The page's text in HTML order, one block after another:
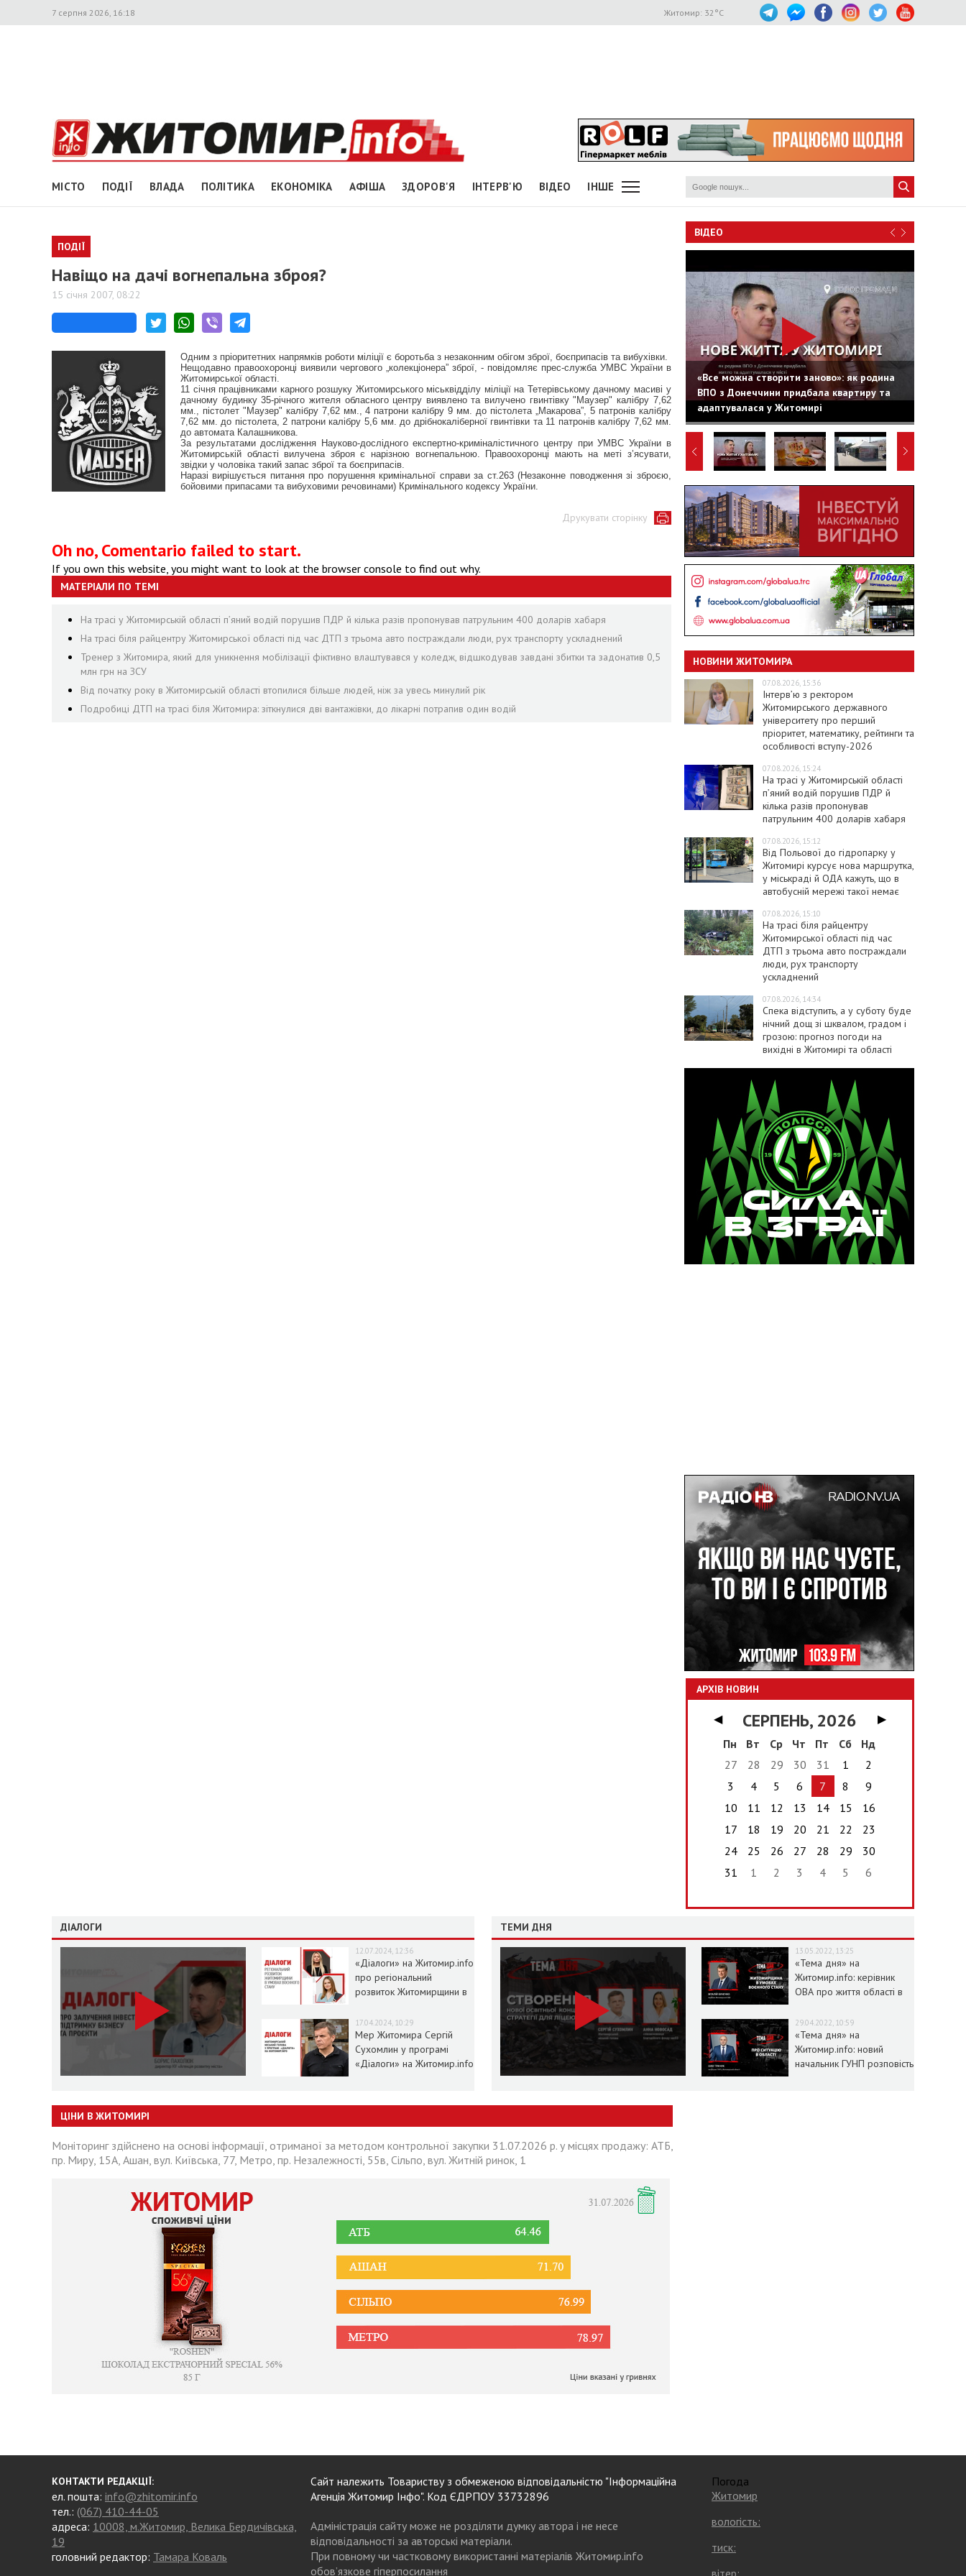
7 серпня 2026, 16:18 Житомир: 32 °C
МІСТО ПОДІЇ ВЛАДА ПОЛІТИКА ЕКОНОМІКА АФІША ЗДОРОВ'Я ІНТЕРВ'Ю ВІДЕО ІНШЕ
ПОДІЇ
Навіщо на дачі вогнепальна зброя?
15 січня 2007, 08:22
Одним з пріоритетних напрямків роботи міліції є боротьба з незаконним обігом зброї, боєприпасів та вибухівки.
Нещодавно правоохоронці виявили чергового „колекціонера” зброї, - повідомляє прес-служба УМВС України в
Житомирської області.
11 січня працівниками карного розшуку Житомирського міськвідділу міліції на Тетерівському дачному масиві у
дачному будинку 35-річного жителя обласного центру виявлено та вилучено гвинтівку "Маузер" калібру 7,62
мм., пістолет "Маузер" калібру 7,62 мм., 4 патрони калібру 9 мм. до пістолета „Макарова”, 5 патронів калібру
7,62 мм. до пістолета, 2 патрони калібру 5,6 мм. до дрібнокаліберної гвинтівки та 11 патронів калібру 7,62 мм.
до автомата Калашникова.
За результатами дослідження Науково-дослідного експертно-криміналістичного центру при УМВС України в
Житомирській області вилучена зброя є нарізною вогнепальною. Правоохоронці мають на меті з’ясувати,
звідки у чоловіка такий запас зброї та боєприпасів.
Наразі вирішується питання про порушення кримінальної справи за ст.263 (Незаконне поводження зі зброєю,
бойовими припасами та вибуховими речовинами) Кримінального кодексу України.
Друкувати сторінку
Oh no, Comentario failed to start.
If you own this website, you might want to look at the browser console to find out why.
МАТЕРІАЛИ ПО ТЕМІ
На трасі у Житомирській області п’яний водій порушив ПДР й кілька разів пропонував патрульним 400 доларів хабаря
На трасі біля райцентру Житомирської області під час ДТП з трьома авто постраждали люди, рух транспорту ускладнений
Тренер з Житомира, який для уникнення мобілізації фіктивно влаштувався у коледж, відшкодував завдані збитки та задонатив 0,5
млн грн на ЗСУ
Від початку року в Житомирській області втопилися більше людей, ніж за увесь минулий рік
Подробиці ДТП на трасі біля Житомира: зіткнулися дві вантажівки, до лікарні потрапив один водій
ВІДЕО
«Все можна створити заново»: як родина
ВПО з Донеччини придбала квартиру та
адаптувалася у Житомирі
НОВИНИ ЖИТОМИРА
07.08.2026, 15:36
Інтерв’ю з ректором
Житомирського державного
університету про перший
пріоритет, математику, рейтинги та
особливості вступу-2026
07.08.2026, 15:24
На трасі у Житомирській області
п’яний водій порушив ПДР й
кілька разів пропонував
патрульним 400 доларів хабаря
07.08.2026, 15:12
Від Польової до гідропарку у
Житомирі курсує нова маршрутка,
у міськраді й ОДА кажуть, що в
автобусній мережі такої немає
07.08.2026, 15:10
На трасі біля райцентру
Житомирської області під час
ДТП з трьома авто постраждали
люди, рух транспорту
ускладнений
07.08.2026, 14:34
Спека відступить, а у суботу буде
нічний дощ зі шквалом, градом і
грозою: прогноз погоди на
вихідні в Житомирі та області
АРХІВ НОВИН
◀ СЕРПЕНЬ, 2026
▶
Пн
Вт Ср Чт Пт Сб
Нд
27
28 29 30 31 1
2
3
4 5 6 7 8
9
10
11 12 13 14 15
16
17
18 19 20 21 22
23
24
25 26 27 28 29
30
31
1 2 3 4 5 6
ДІАЛОГИ
12.07.2024, 12:36
«Діалоги» на Житомир.info
про регіональний
розвиток Житомирщини в
17.04.2024, 10:29
Мер Житомира Сергій
Сухомлин у програмі
«Діалоги» на Житомир.info
ТЕМИ ДНЯ
13.05.2022, 13:25
«Тема дня» на
Житомир.info: керівник
ОВА про життя області в
29.04.2022, 10:59
«Тема дня» на
Житомир.info: новий
начальник ГУНП розповість
ЦІНИ В ЖИТОМИРІ
Моніторинг здійснено на основі інформації, отриманої за методом контрольної закупки 31.07.2026 р. у місцях продажу: АТБ,
пр. Миру, 15А, Ашан, вул. Київська, 77, Метро, пр. Незалежності, 55в, Сільпо, вул. Житній ринок, 1
КОНТАКТИ РЕДАКЦІЇ:
ел. пошта: info@zhitomir.info
тел.: (067) 410-44-05
адреса: 10008, м.Житомир, Велика Бердичівська,
19
головний редактор: Тамара Коваль
Сайт належить Товариству з обмеженою відповідальністю "Інформаційна
Агенція Житомир Інфо". Код ЄДРПОУ 33732896
Адміністрація сайту може не розділяти думку автора і не несе
відповідальності за авторські матеріали.
При повному чи частковому використанні матеріалів Житомир.info
обов’язкове гіперпосилання
Погода
Житомир
вологість:
тиск:
вітер: